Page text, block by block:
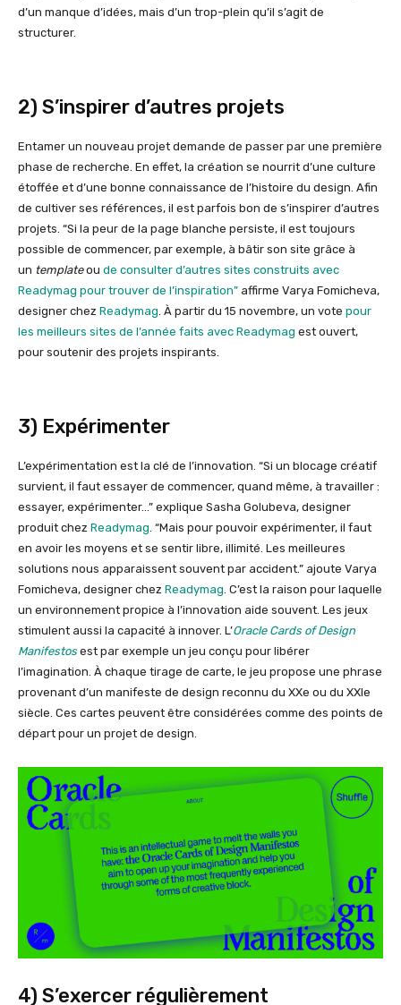
d’un manque d’idées, mais d’un trop-plein qu’il s’agit de
structurer.
2) S’inspirer d’autres projets
Entamer un nouveau projet demande de passer par une première
phase de recherche. En effet, la création se nourrit d’une culture
étoffée et d’une bonne connaissance de l’histoire du design. Afin
de cultiver ses références, il est parfois bon de s’inspirer d’autres
projets. “Si la peur de la page blanche persiste, il est toujours
possible de commencer, par exemple, à bâtir son site grâce à
un templateou de consulter d’autres sites construits avec
Readymag pour trouver de l’inspiration” affirme Varya Fomicheva,
designer chez Readymag. À partir du 15 novembre, un vote pour
les meilleurs sites de l’année faits avec Readymag est ouvert,
pour soutenir des projets inspirants.
3) Expérimenter
L’expérimentation est la clé de l’innovation. “Si un blocage créatif
survient, il faut essayer de commencer, quand même, à travailler :
essayer, expérimenter…” explique Sasha Golubeva, designer
produit chez Readymag. “Mais pour pouvoir expérimenter, il faut
en avoir les moyens et se sentir libre, illimité. Les meilleures
solutions nous apparaissent souvent par accident.” ajoute Varya
Fomicheva, designer chez Readymag. C’est la raison pour laquelle
un environnement propice à l’innovation aide souvent. Les jeux
stimulent aussi la capacité à innover. L’Oracle Cards of Design
Manifestos est par exemple un jeu conçu pour libérer
l’imagination. À chaque tirage de carte, le jeu propose une phrase
provenant d’un manifeste de design reconnu du XXe ou du XXIe
siècle. Ces cartes peuvent être considérées comme des points de
départ pour un projet de design.
4) S’exercer régulièrement